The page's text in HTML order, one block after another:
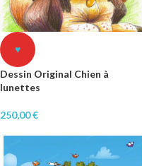
♥
Dessin Original Chien à
lunettes
250,00€